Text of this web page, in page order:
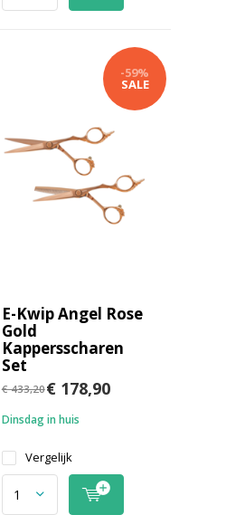
E-Kwip Angel Rose
Gold
Kappersscharen
Set
-59%
SALE
€ 433,20€ 178,90
Dinsdag in huis
Vergelijk